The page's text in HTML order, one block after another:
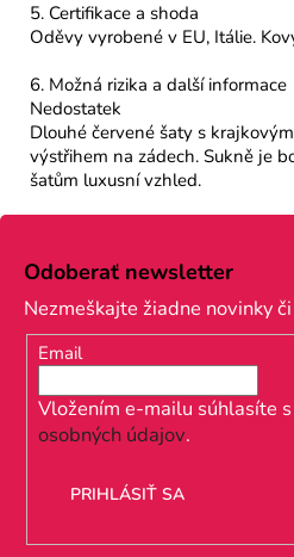
5. Certifikace a shoda
Oděvy vyrobené v EU, Itálie.
6. Možná rizika a další informace
Nedostatek
Dlouhé červené šaty s
výstřihem na zádech. Sukně je
šatům luxusní vzhled.
Z
Odoberať newsletter
Nezmeškajte žiadne novinky
Email
Vložením e-mailu súhlasíte s
osobných údajov.
PRIHLÁSIŤ SA